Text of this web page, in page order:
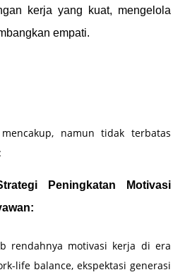
kerja yang kuat, mengelola
empati.
namun tidak terbatas
Peningkatan Motivasi
rendahnya motivasi kerja di era
life balance, ekspektasi generasi